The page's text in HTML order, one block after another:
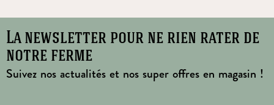
La newsletter pour ne rien rater de
notre ferme
Suivez nos actualités et nos super offres en magasin !